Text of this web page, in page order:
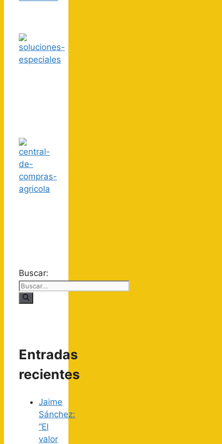
Buscar:
Entradas
recientes
Jaime
Sánchez:
“El
valor